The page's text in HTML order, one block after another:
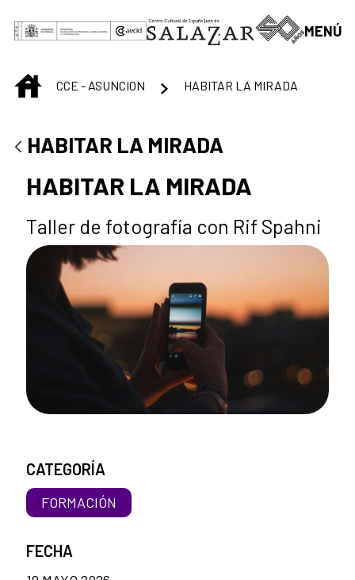
Saltar al contenido principal
MENÚ
INICIOCCE - ASUNCION HABITAR LA MIRADA
HABITAR LA MIRADA
HABITAR LA MIRADA
Taller de fotografía con Rif Spahni
CATEGORÍA
FORMACIÓN
FECHA